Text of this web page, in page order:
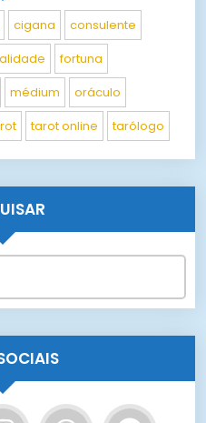
cigana consulente
fortuna
médium oráculo
tarot online tarólogo